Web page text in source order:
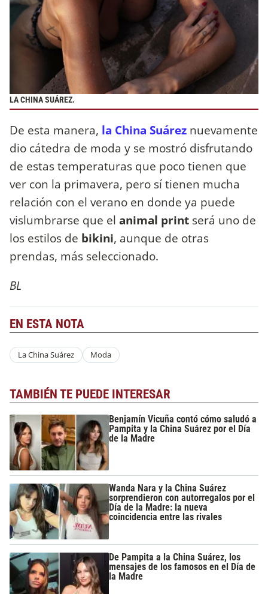
LA CHINA SUÁREZ.
De esta manera, la China Suárez nuevamente
dio cátedra de moda y se mostró disfrutando
de estas temperaturas que poco tienen que
ver con la primavera, pero sí tienen mucha
relación con el verano en donde ya puede
vislumbrarse que el animal print será uno de
los estilos de bikini, aunque de otras
prendas, más seleccionado.
BL
EN ESTA NOTA
La China Suárez Moda
TAMBIÉN TE PUEDE INTERESAR
Benjamín Vicuña contó cómo saludó a
Pampita y la China Suárez por el Día
de la Madre
Wanda Nara y la China Suárez
sorprendieron con autorregalos por el
Día de la Madre: la nueva
coincidencia entre las rivales
De Pampita a la China Suárez, los
mensajes de los famosos en el Día de
la Madre